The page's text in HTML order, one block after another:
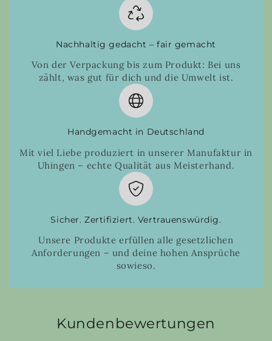
Nachhaltig gedacht – fair gemacht
Von der Verpackung bis zum Produkt: Bei uns
zählt, was gut für dich und die Umwelt ist.
Handgemacht in Deutschland
Mit viel Liebe produziert in unserer Manufaktur in
Uhingen – echte Qualität aus Meisterhand.
Sicher. Zertifiziert. Vertrauenswürdig.
Unsere Produkte erfüllen alle gesetzlichen
Anforderungen – und deine hohen Ansprüche
sowieso.
Kundenbewertungen